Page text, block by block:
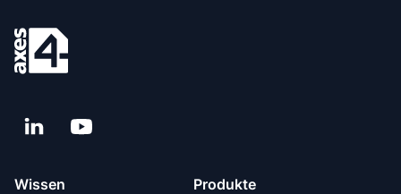
LinkedInYouTube
Wissen Produkte